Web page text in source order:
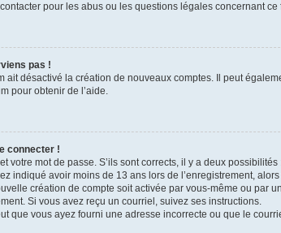
pour les abus ou les questions légales concernant ce
pas !
ait désactivé la création de nouveaux comptes. Il peut
pour obtenir de l’aide.
connecter !
votre mot de passe. S’ils sont corrects, il y a deux possibilités
indiqué avoir moins de 13 ans lors de l’enregistrement,
création de compte soit activée par vous-même ou par
Si vous avez reçu un courriel, suivez ses instructions.
que vous ayez fourni une adresse incorrecte ou que le